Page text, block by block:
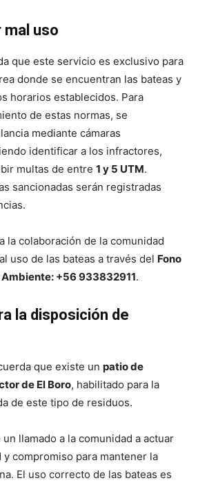
mal uso
que este servicio es exclusivo para
donde se encuentran las bateas y
horarios establecidos. Para
de estas normas, se
mediante cámaras
identificar a los infractores,
multas de entre 1 y 5 UTM.
sancionadas serán registradas
la colaboración de la comunidad
uso de las bateas a través del Fono
+56 933832911.
la disposición de
que existe un patio de
de El Boro, habilitado para la
de este tipo de residuos.
llamado a la comunidad a actuar
compromiso para mantener la
El uso correcto de las bateas es